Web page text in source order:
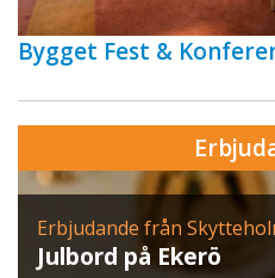
Bygget Fest &
Erbjudande från
Julbord på Ekerö